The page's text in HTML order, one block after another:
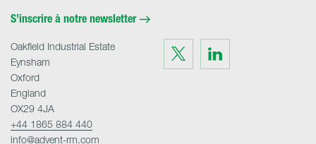
S’inscrire à notre newsletter
Visit
us
on
Twitter
Visit
on
LinkedIn
Oakfield Industrial Estate
Eynsham
Oxford
England
OX29 4JA
+44 1865 884 440
info@advent-rm.com